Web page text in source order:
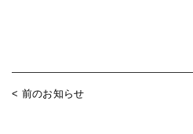
< 前のお知らせ